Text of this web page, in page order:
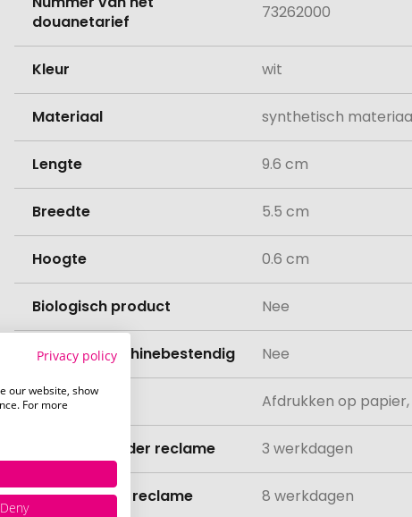
douanetarief
73262000
Kleur wit
Materiaal synthetisch
Lengte 9.6 cm
Breedte 5.5 cm
Hoogte 0.6 cm
Biologisch product Nee
vaatwasmachinebestendig Nee
Verfijning Afdrukken op
Levertijd zonder reclame 3 werkdagen
Levertijd met reclame 8 werkdagen
Privacy policy
our website, show
For more
Deny